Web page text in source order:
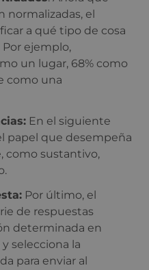
normalizadas, el
a qué tipo de cosa
Por ejemplo,
un lugar, 68% como
como una
En el siguiente
papel que desempeña
como sustantivo,
Por último, el
de respuestas
determinada en
selecciona la
para enviar al